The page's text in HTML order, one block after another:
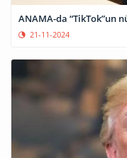
ANAMA-da “TikTok”un
21-11-2024